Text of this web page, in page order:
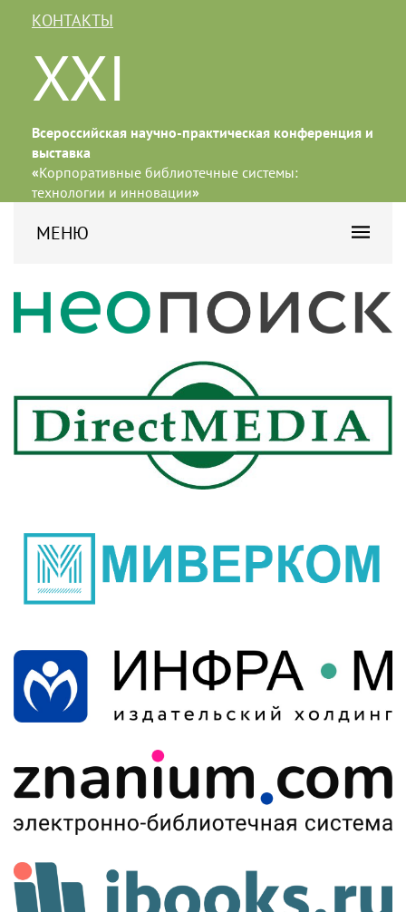
КОНТАКТЫ
XXI
Всероссийская научно-практическая конференция и
выставка
«Корпоративные библиотечные системы:
технологии и инновации»
МЕНЮ